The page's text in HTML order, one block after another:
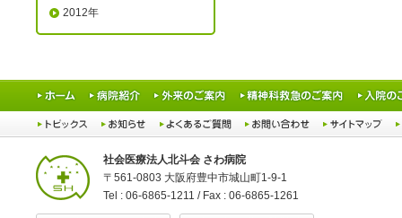
2012年
社会医療法人北斗会 さわ病院
〒561-0803 大阪府豊中市城山町1-9-1
Tel : 06-6865-1211 / Fax : 06-6865-1261